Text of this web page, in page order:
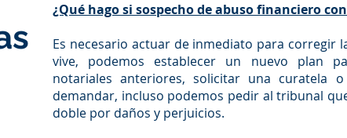
¿Qué hago si sospecho de abuso financiero
Es necesario actuar de inmediato para corregir
vive, podemos establecer un nuevo plan
notariales anteriores, solicitar una curatela
demandar, incluso podemos pedir al tribunal
doble por daños y perjuicios.